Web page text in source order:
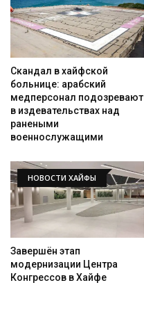
Скандал в хайфской
больнице: арабский
медперсонал подозревают
в издевательствах над
ранеными
военнослужащими
НОВОСТИ ХАЙФЫ
Завершён этап
модернизации Центра
Конгрессов в Хайфе